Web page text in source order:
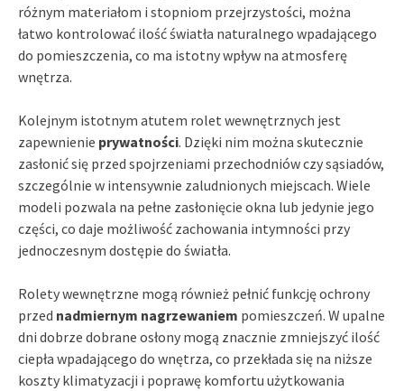
różnym materiałom i stopniom przejrzystości, można
łatwo kontrolować ilość światła naturalnego wpadającego
do pomieszczenia, co ma istotny wpływ na atmosferę
wnętrza.
Kolejnym istotnym atutem rolet wewnętrznych jest
zapewnienie prywatności. Dzięki nim można skutecznie
zasłonić się przed spojrzeniami przechodniów czy sąsiadów,
szczególnie w intensywnie zaludnionych miejscach. Wiele
modeli pozwala na pełne zasłonięcie okna lub jedynie jego
części, co daje możliwość zachowania intymności przy
jednoczesnym dostępie do światła.
Rolety wewnętrzne mogą również pełnić funkcję ochrony
przed nadmiernym nagrzewaniem pomieszczeń. W upalne
dni dobrze dobrane osłony mogą znacznie zmniejszyć ilość
ciepła wpadającego do wnętrza, co przekłada się na niższe
koszty klimatyzacji i poprawę komfortu użytkowania